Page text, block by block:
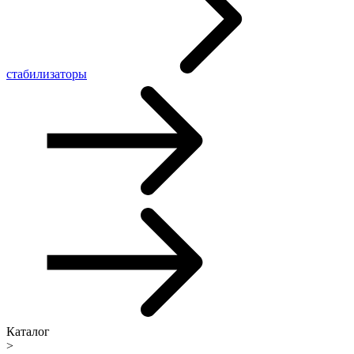
стабилизаторы
Каталог
>